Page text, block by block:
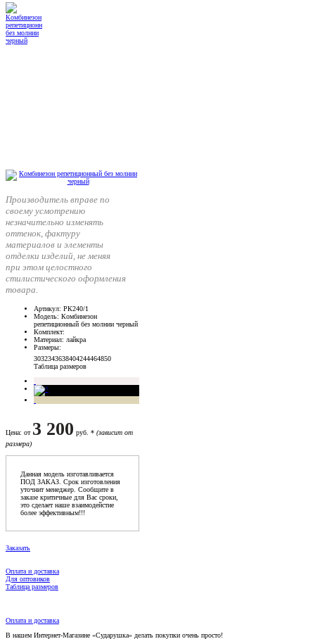
Производитель вправе по
своему усмотрению
незначительно изменять
оттенок, фактуру
материалов и элементы
отделки изделий, не меняя
при этом целостного
стилистического оформления
товара.
Артикул: РК240/1
Модель: Комбинезон
репетиционный без молнии черный
Комплект:
Материал: лайкра
Размеры:
3032343638404244464850
Таблица размеров
Цена: от 3 200 руб. * (зависит от
размера)
Данная модель изготавливается
ПОД ЗАКАЗ. Срок изготовления
уточнит менеджер. Сообщите в
заказе критичные для Вас сроки,
это сделает наше взаимодейстие
более эффективным!!!
Заказать
Оплата и доставка
Для оптовиков
Таблица размеров
Оплата и доставка
В нашем Интернет-Магазине «Сударушка» делать покупки очень просто!